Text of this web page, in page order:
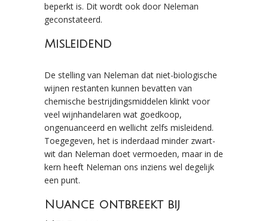
beperkt is. Dit wordt ook door Neleman
geconstateerd.
Misleidend
De stelling van Neleman dat niet-biologische
wijnen restanten kunnen bevatten van
chemische bestrijdingsmiddelen klinkt voor
veel wijnhandelaren wat goedkoop,
ongenuanceerd en wellicht zelfs misleidend.
Toegegeven, het is inderdaad minder zwart-
wit dan Neleman doet vermoeden, maar in de
kern heeft Neleman ons inziens wel degelijk
een punt.
Nuance ontbreekt bij